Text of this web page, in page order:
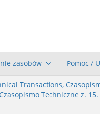
zasobów Pomoc /
Transactions,
Czasopismo Techniczne z.